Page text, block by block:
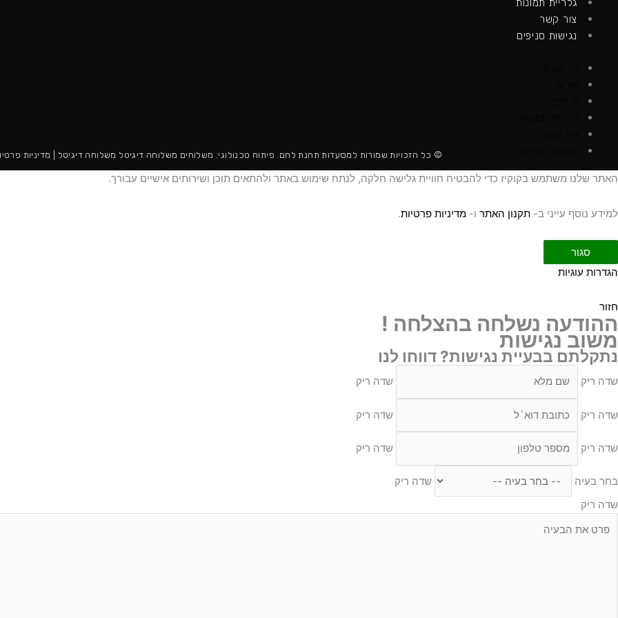
גלריית תמונות
צור קשר
נגישות סניפים
© כל הזכויות שמורות למסעדות תחנת לחם. פיתוח טכנולוגי: משלוחים משלוחה דיגיטל משלוחה דיגיטל מדיניות
האתר שלנו משתמש בקוקיז כדי להבטיח חוויית גלישה חלקה, לנתח שימוש באתר ולהתאים תוכן ושירותים אישיים עבורך.
למידע נוסף עייני ב- תקנון האתר ו- מדיניות פרטיות.
סגור
הגדרות עוגיות
חזור
ההודעה נשלחה בהצלחה !
משוב נגישות
נתקלתם בבעיית נגישות? דווחו לנו
שדה ריק שדה ריק
שדה ריק שדה ריק
שדה ריק שדה ריק
בחר בעיה
שדה ריק
שדה ריק